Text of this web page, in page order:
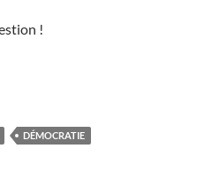
!
coopératives : travailler
DÉMOCRATIE